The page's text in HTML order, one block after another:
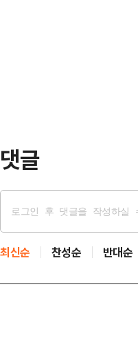
댓글
최신순 찬성순 반대순